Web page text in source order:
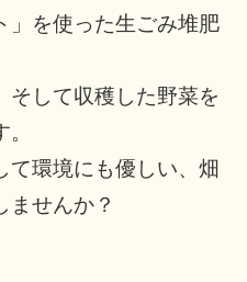
」を使った生ごみ堆肥
そして収穫した野菜を
て環境にも優しい、畑
ませんか？